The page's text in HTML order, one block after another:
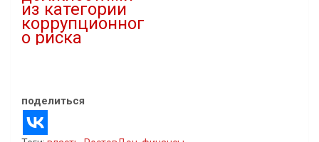
из категории
коррупционног
о риска
поделиться